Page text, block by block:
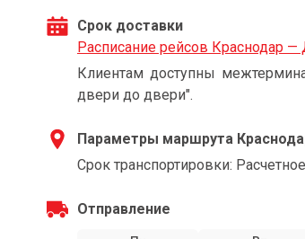
Срок доставки
Расписание рейсов Краснодар —
Клиентам доступны
двери до двери".
Параметры маршрута
Срок транспортировки:
Отправление